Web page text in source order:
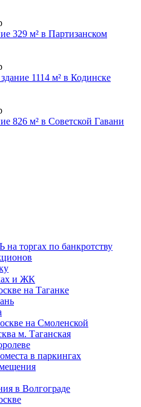
329 м² в Партизанском
1114 м² в Кодинске
826 м² в Советской Гавани
по банкротству
и ЖК
на Таганке
на Смоленской
м. Таганская
в паркингах
в Волгограде